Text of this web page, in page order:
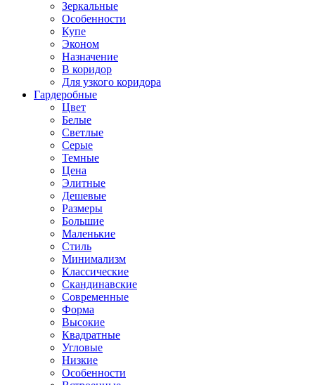
Зеркальные
Особенности
Купе
Эконом
Назначение
В коридор
Для узкого коридора
Гардеробные
Цвет
Белые
Светлые
Серые
Темные
Цена
Элитные
Дешевые
Размеры
Большие
Маленькие
Стиль
Минимализм
Классические
Скандинавские
Современные
Форма
Высокие
Квадратные
Угловые
Низкие
Особенности